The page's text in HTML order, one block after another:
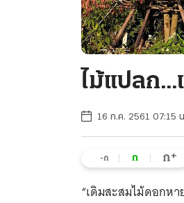
ไม้แปลก
16 ก.ค. 2561 07:15
-ก ก ก+
“เดิมสะสมไม้ดอกห